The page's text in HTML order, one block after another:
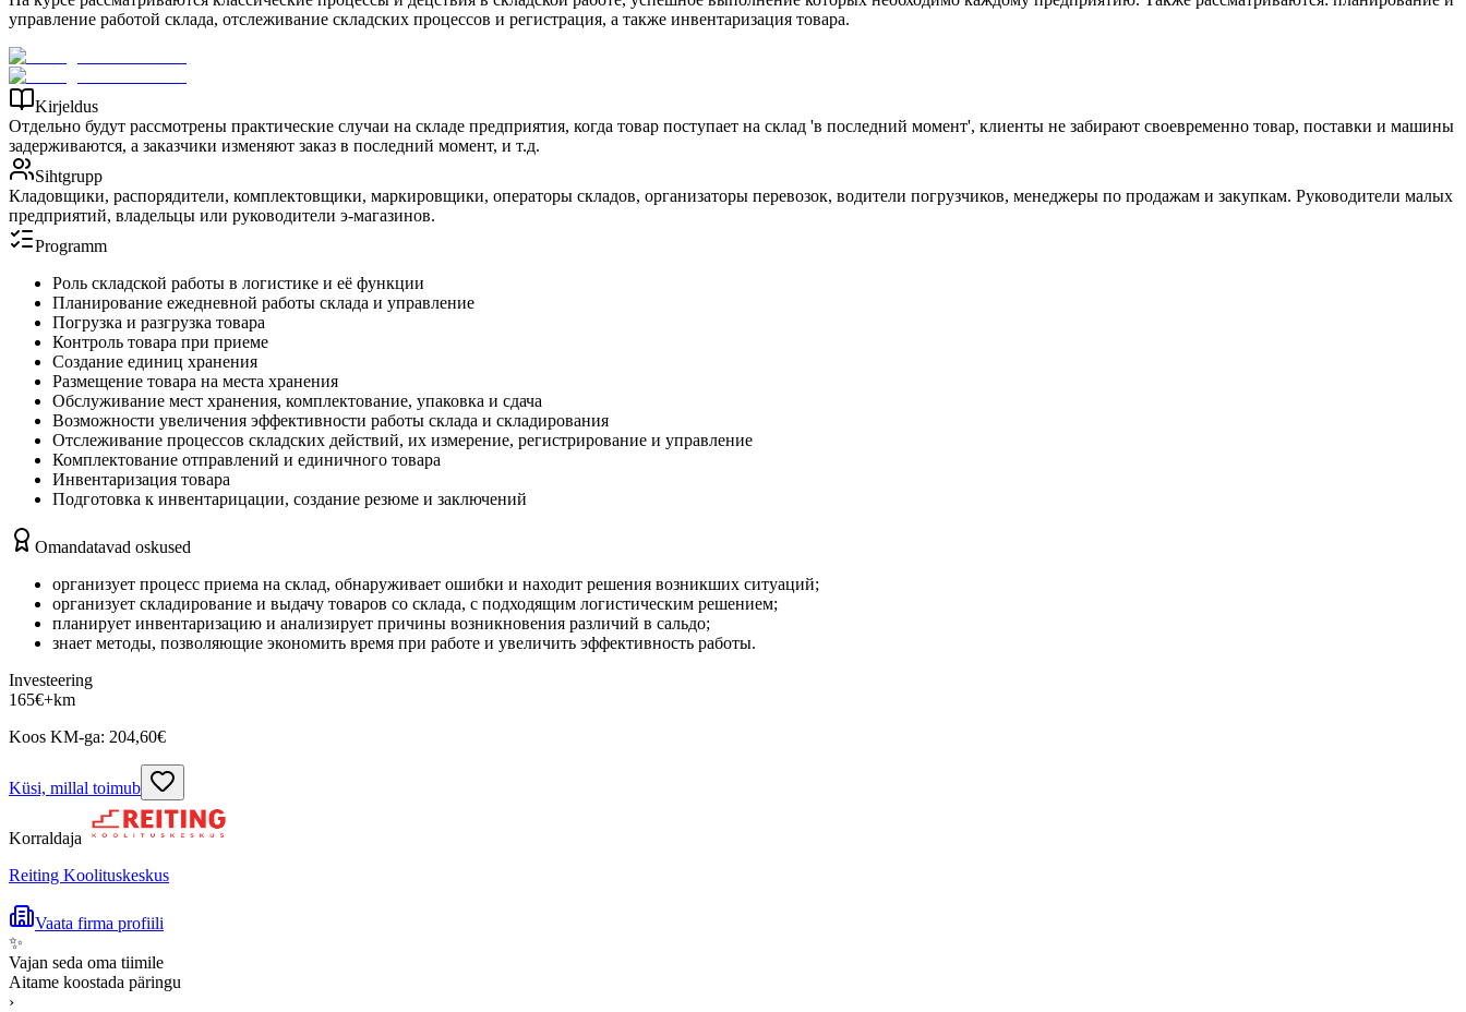
управление работой склада, отслеживание складских процессов и регистрация, а также инвентаризация товара.
Kirjeldus
Отдельно будут рассмотрены практические случаи на складе предприятия, когда товар поступает на склад 'в последний момент', клиенты не забирают своевременно товар, поставки и машины
задерживаются, а заказчики изменяют заказ в последний момент, и т.д.
Sihtgrupp
Кладовщики, распорядители, комплектовщики, маркировщики, операторы складов, организаторы перевозок, водители погрузчиков, менеджеры по продажам и закупкам. Руководители малых
предприятий, владельцы или руководители э-магазинов.
Programm
Роль складской работы в логистике и её функции
Планирование ежедневной работы склада и управление
Погрузка и разгрузка товара
Контроль товара при приеме
Создание единиц хранения
Размещение товара на места хранения
Обслуживание мест хранения, комплектование, упаковка и сдача
Возможности увеличения эффективности работы склада и складирования
Отслеживание процессов складских действий, их измерение, регистрирование и управление
Комплектование отправлений и единичного товара
Инвентаризация товара
Подготовка к инвентарицации, создание резюме и заключений
Omandatavad oskused
организует процесс приема на склад, обнаруживает ошибки и находит решения возникших ситуаций;
организует складирование и выдачу товаров со склада, с подходящим логистическим решением;
планирует инвентаризацию и анализирует причины возникновения различий в сальдо;
знает методы, позволяющие экономить время при работе и увеличить эффективность работы.
Investeering
165€+km
Koos KM-ga: 204,60€
Küsi, millal toimub
Korraldaja
Reiting Koolituskeskus
Vaata firma profiili
✨
Vajan seda oma tiimile
Aitame koostada päringu
›